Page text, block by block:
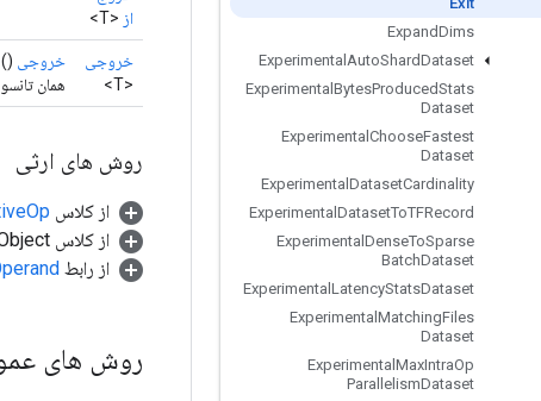
ExpandDims
Experimental AutoShardDataset
Experimental BytesProducedStats
Dataset
Experimental ChooseFastest
Dataset
Experimental DatasetCardinality
Experimental DatasetToTFRecord
Experimental DenseToSparse
BatchDataset
Experimental LatencyStatsDataset
Experimental MatchingFiles
Dataset
Experimental MaxIntraOp
ParallelismDataset
از <T>
خروجی
<T>
خروجی
()
همان
روش های ارثی
از کلاس
از کلاس java.lang.Object
از رابط
روش های